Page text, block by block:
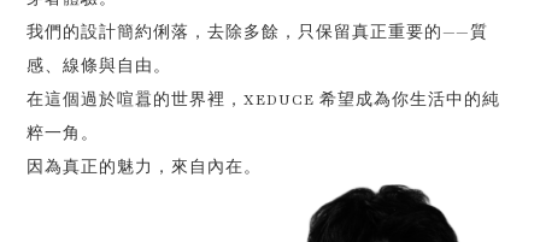
我們的設計簡約俐落，去除多餘，只保留真正重要的——質
感、線條與自由。
在這個過於喧囂的世界裡，XEDUCE 希望成為你生活中的純
粹一角。
因為真正的魅力，來自內在。